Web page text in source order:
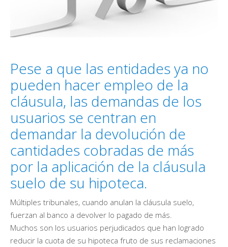
Pese a que las entidades ya no
pueden hacer empleo de la
cláusula, las demandas de los
usuarios se centran en
demandar la devolución de
cantidades cobradas de más
por la aplicación de la cláusula
suelo de su hipoteca.
Múltiples tribunales, cuando anulan la cláusula suelo,
fuerzan al banco a devolver lo pagado de más.
Muchos son los usuarios perjudicados que han logrado
reducir la cuota de su hipoteca fruto de sus reclamaciones